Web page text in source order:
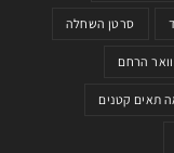
סרטן השחלה
הרחם
תאים קטנים